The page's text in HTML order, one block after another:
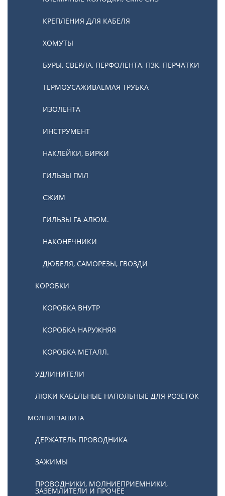
КРЕПЛЕНИЯ ДЛЯ КАБЕЛЯ
ХОМУТЫ
БУРЫ, СВЕРЛА, ПЕРФОЛЕНТА, ПЗК, ПЕРЧАТКИ
ТЕРМОУСАЖИВАЕМАЯ ТРУБКА
ИЗОЛЕНТА
ИНСТРУМЕНТ
НАКЛЕЙКИ, БИРКИ
ГИЛЬЗЫ ГМЛ
СЖИМ
ГИЛЬЗЫ ГА АЛЮМ.
НАКОНЕЧНИКИ
ДЮБЕЛЯ, САМОРЕЗЫ, ГВОЗДИ
КОРОБКИ
КОРОБКА ВНУТР
КОРОБКА НАРУЖНЯЯ
КОРОБКА МЕТАЛЛ.
УДЛИНИТЕЛИ
ЛЮКИ КАБЕЛЬНЫЕ НАПОЛЬНЫЕ ДЛЯ РОЗЕТОК
МОЛНИЕЗАЩИТА
ДЕРЖАТЕЛЬ ПРОВОДНИКА
ЗАЖИМЫ
ПРОВОДНИКИ, МОЛНИЕПРИЕМНИКИ,
ЗАЗЕМЛИТЕЛИ И ПРОЧЕЕ